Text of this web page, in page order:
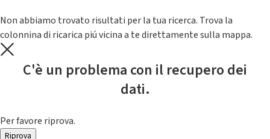
Non abbiamo trovato risultati per la tua ricerca. Trova la
colonnina di ricarica piú vicina a te direttamente sulla mappa.
C'è un problema con il recupero dei
dati.
Per favore riprova.
Riprova